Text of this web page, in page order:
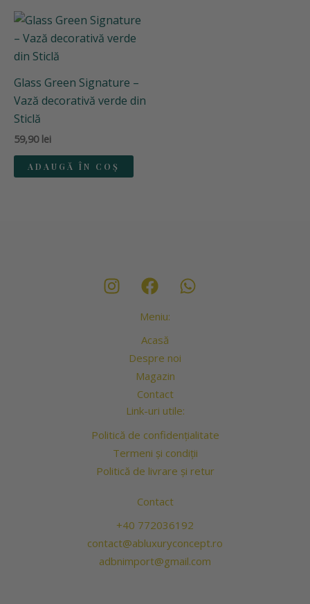
Glass Green Signature –
Vază decorativă verde din
Sticlă
59,90 lei
ADAUGĂ ÎN COȘ
Meniu:
Acasă
Despre noi
Magazin
Contact
Link-uri utile:
Politică de confidențialitate
Termeni și condiții
Politică de livrare și retur
Contact
+40 772036192
contact@abluxuryconcept.ro
adbnimport@gmail.com